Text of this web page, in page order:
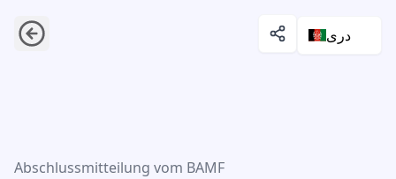
دری
اطلاعیه نهایی از BAMF
Abschlussmitteilung vom BAMF